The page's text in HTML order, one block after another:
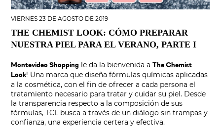
VIERNES 23 DE AGOSTO DE 2019
THE CHEMIST LOOK: CÓMO PREPARAR
NUESTRA PIEL PARA EL VERANO, PARTE I
Montevideo Shopping le da la bienvenida aThe Chemist
Look! Una marca que diseña fórmulas químicas aplicadas
a la cosmética, con el fin de ofrecer a cada persona el
tratamiento necesario para tratar y cuidar su piel. Desde
la transparencia respecto a la composición de sus
fórmulas, TCL busca a través de un diálogo sin trampas y
confianza, una experiencia certera y efectiva.